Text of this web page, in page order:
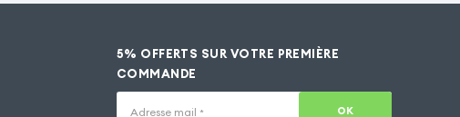
5% OFFERTS SUR VOTRE PREMIÈRE
COMMANDE
Adresse mail * OK